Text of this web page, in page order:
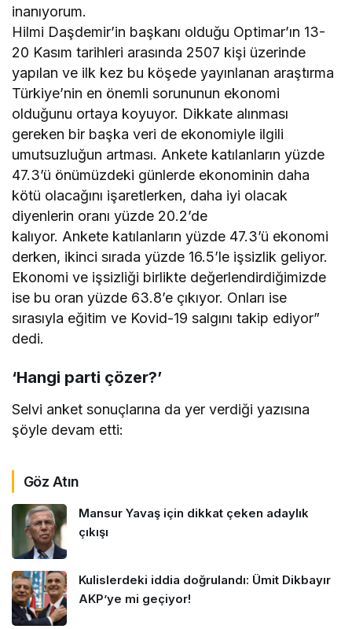
inanıyorum.
Hilmi Daşdemir’in başkanı olduğu Optimar’ın 13-
20 Kasım tarihleri arasında 2507 kişi üzerinde
yapılan ve ilk kez bu köşede yayınlanan araştırma
Türkiye’nin en önemli sorununun ekonomi
olduğunu ortaya koyuyor. Dikkate alınması
gereken bir başka veri de ekonomiyle ilgili
umutsuzluğun artması. Ankete katılanların yüzde
47.3’ü önümüzdeki günlerde ekonominin daha
kötü olacağını işaretlerken, daha iyi olacak
diyenlerin oranı yüzde 20.2’de
kalıyor. Ankete katılanların yüzde 47.3’ü ekonomi
derken, ikinci sırada yüzde 16.5’le işsizlik geliyor.
Ekonomi ve işsizliği birlikte değerlendirdiğimizde
ise bu oran yüzde 63.8’e çıkıyor. Onları ise
sırasıyla eğitim ve Kovid-19 salgını takip ediyor”
dedi.
‘Hangi parti çözer?’
Selvi anket sonuçlarına da yer verdiği yazısına
şöyle devam etti:
Göz Atın
Mansur Yavaş için dikkat çeken adaylık
çıkışı
Kulislerdeki iddia doğrulandı: Ümit Dikbayır
AKP’ye mi geçiyor!